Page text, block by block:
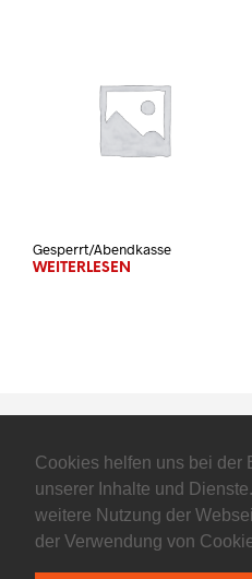
Cookies helfen uns bei der
unserer Inhalte und
weitere Nutzung der
der Verwendung von
Gesperrt/Abendkasse
WEITERLESEN
©2025 Flyers Basketball
Impressum|